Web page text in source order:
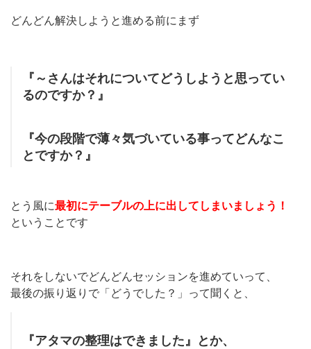
どんどん解決しようと進める前にまず
『～さんはそれについてどうしようと思ってい
るのですか？』
『今の段階で薄々気づいている事ってどんなこ
とですか？』
とう風に最初にテーブルの上に出してしまいましょう！
ということです
それをしないでどんどんセッションを進めていって、
最後の振り返りで「どうでした？」って聞くと、
『アタマの整理はできました』とか、